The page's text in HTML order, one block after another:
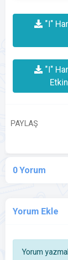
"I"
"I"
PAYLAŞ
0 Yorum
Yorum Ekle
Yorum